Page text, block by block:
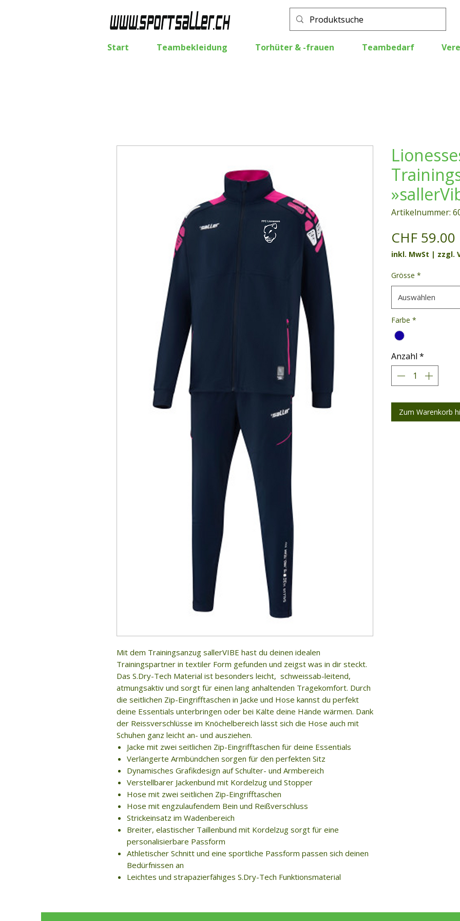
Start Teambekleidung Torhüter & -frauen Teambedarf
Mit dem Trainingsanzug sallerVIBE hast du deinen idealen
Trainingspartner in textiler Form gefunden und zeigst was in dir steckt.
Das S.Dry-Tech Material ist besonders leicht, schweissab-leitend,
atmungsaktiv und sorgt für einen lang anhaltenden Tragekomfort. Durch
die seitlichen Zip-Eingrifftaschen in Jacke und Hose kannst du perfekt
deine Essentials unterbringen oder bei Kälte deine Hände wärmen. Dank
der Reissverschlüsse im Knöchelbereich lässt sich die Hose auch mit
Schuhen ganz leicht an- und ausziehen.
Jacke mit zwei seitlichen Zip-Eingrifftaschen für deine Essentials
Verlängerte Armbündchen sorgen für den perfekten Sitz
Dynamisches Grafikdesign auf Schulter- und Armbereich
Verstellbarer Jackenbund mit Kordelzug und Stopper
Hose mit zwei seitlichen Zip-Eingrifftaschen
Hose mit engzulaufendem Bein und Reißverschluss
Strickeinsatz im Wadenbereich
Breiter, elastischer Taillenbund mit Kordelzug sorgt für eine
personalisierbare Passform
Athletischer Schnitt und eine sportliche Passform passen sich deinen
Bedürfnissen an
Leichtes und strapazierfähiges S.Dry-Tech Funktionsmaterial
Artikelnummer:
CHF 59.00
inkl. MwSt | zzgl.
Grösse *
Auswählen
Farbe *
Anzahl *
Zum Warenkorb